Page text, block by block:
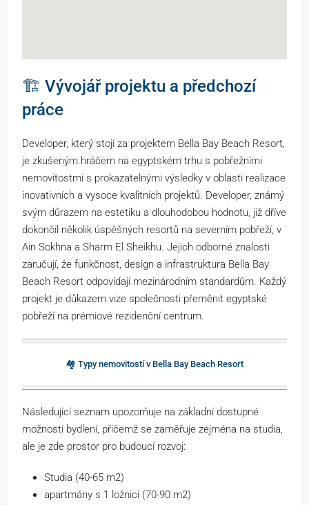
🏗️ Vývojář projektu a předchozí
práce
Developer, který stojí za projektem Bella Bay Beach Resort,
je zkušeným hráčem na egyptském trhu s pobřežními
nemovitostmi s prokazatelnými výsledky v oblasti realizace
inovativních a vysoce kvalitních projektů. Developer, známý
svým důrazem na estetiku a dlouhodobou hodnotu, již dříve
dokončil několik úspěšných resortů na severním pobřeží, v
Ain Sokhna a Sharm El Sheikhu. Jejich odborné znalosti
zaručují, že funkčnost, design a infrastruktura Bella Bay
Beach Resort odpovídají mezinárodním standardům. Každý
projekt je důkazem vize společnosti přeměnit egyptské
pobřeží na prémiové rezidenční centrum.
🏘️ Typy nemovitostí v Bella Bay Beach Resort
Následující seznam upozorňuje na základní dostupné
možnosti bydlení, přičemž se zaměřuje zejména na studia,
ale je zde prostor pro budoucí rozvoj:
Studia (40-65 m2)
apartmány s 1 ložnicí (70-90 m2)